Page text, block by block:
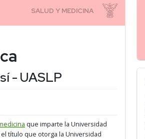
- UASLP
que imparte la Universidad
título que otorga la Universidad